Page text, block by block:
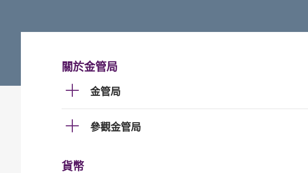
關於金管局
金管局
參觀金管局
貨幣